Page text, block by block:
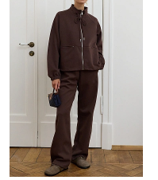
RUS
XS 40-42